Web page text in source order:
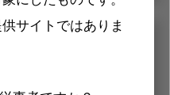
サイトではありま